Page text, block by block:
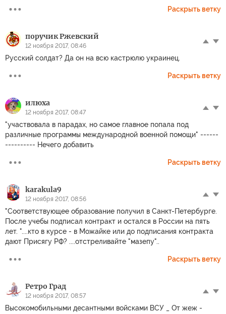
Раскрыть ветку
поручик Ржевский
12 ноября 2017, 08:46
Русский солдат? Да он на всю кастрюлю украинец.
Раскрыть ветку
илюха
12 ноября 2017, 08:47
"участвовала в парадах, но самое главное попала под
различные программы международной военной помощи" ------
---------- Нечего добавить
Раскрыть ветку
karakula9
12 ноября 2017, 08:56
"Соответствующее образование получил в Санкт-Петербурге.
После учебы подписал контракт и остался в России на пять
лет. "....кто в курсе - в Можайке или до подписания контракта
дают Присягу РФ? ....отстреливайте "мазепу"..
Раскрыть ветку
Ретро Град
12 ноября 2017, 08:57
Высокомобильными десантными войсками ВСУ _ От жеж -